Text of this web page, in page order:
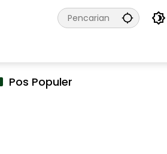
Pos Populer